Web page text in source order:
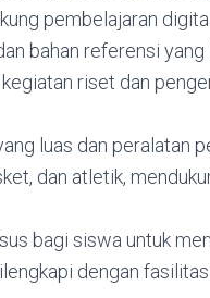
pembelajaran digital.
bahan referensi
riset dan
luas dan peralatan
dan atletik,
bagi siswa untuk
dengan